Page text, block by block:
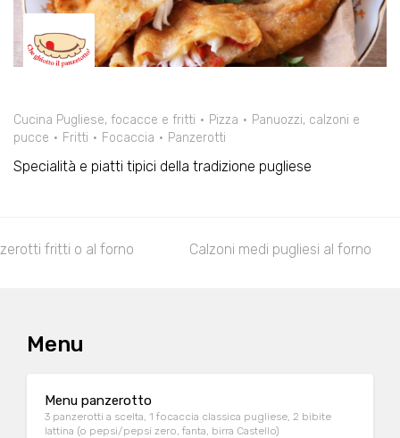
Cucina Pugliese, focacce e fritti Pizza
Panuozzi, calzoni e
pucce
Fritti Focaccia Panzerotti
Specialità e piatti tipici della tradizione pugliese
fritti o al forno Calzoni medi pugliesi al forno
Menu
Menu panzerotto
3 panzerotti a scelta, 1 focaccia classica pugliese, 2 bibite
lattina (o pepsi/pepsi zero, fanta, birra Castello)